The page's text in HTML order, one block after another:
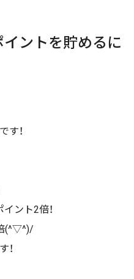
ントを貯めるに
す！
ント2倍！
(^▽^)/
！